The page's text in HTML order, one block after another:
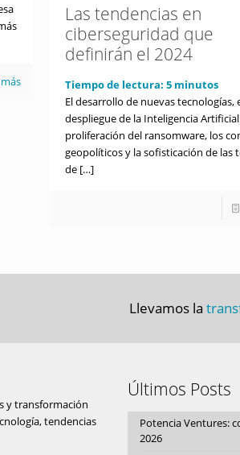
Las tendencias en
ciberseguridad que
definirán el 2024
Tiempo de lectura:5 minutos
El desarrollo de nuevas tecnologías,
despliegue de la Inteligencia Artificial
proliferación del ransomware, los
geopolíticos y la sofisticación de las
de […]
Llevamos la
y transformación
tendencias
Últimos Posts
Potencia Ventures:
2026